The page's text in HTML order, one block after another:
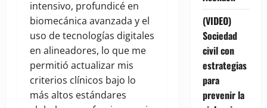
intensivo, profundicé en
biomecánica avanzada y el
uso de tecnologías digitales
en alineadores, lo que me
permitió actualizar mis
criterios clínicos bajo lo
más altos estándares
(VIDEO)
Sociedad
civil con
estrategias
para
prevenir la